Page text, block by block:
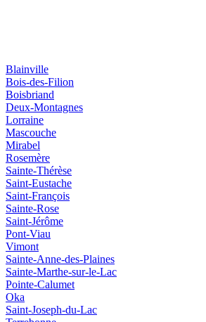
Blainville
Bois-des-Filion
Boisbriand
Deux-Montagnes
Lorraine
Mascouche
Mirabel
Rosemère
Sainte-Thérèse
Saint-Eustache
Saint-François
Sainte-Rose
Saint-Jérôme
Pont-Viau
Vimont
Sainte-Anne-des-Plaines
Sainte-Marthe-sur-le-Lac
Pointe-Calumet
Oka
Saint-Joseph-du-Lac